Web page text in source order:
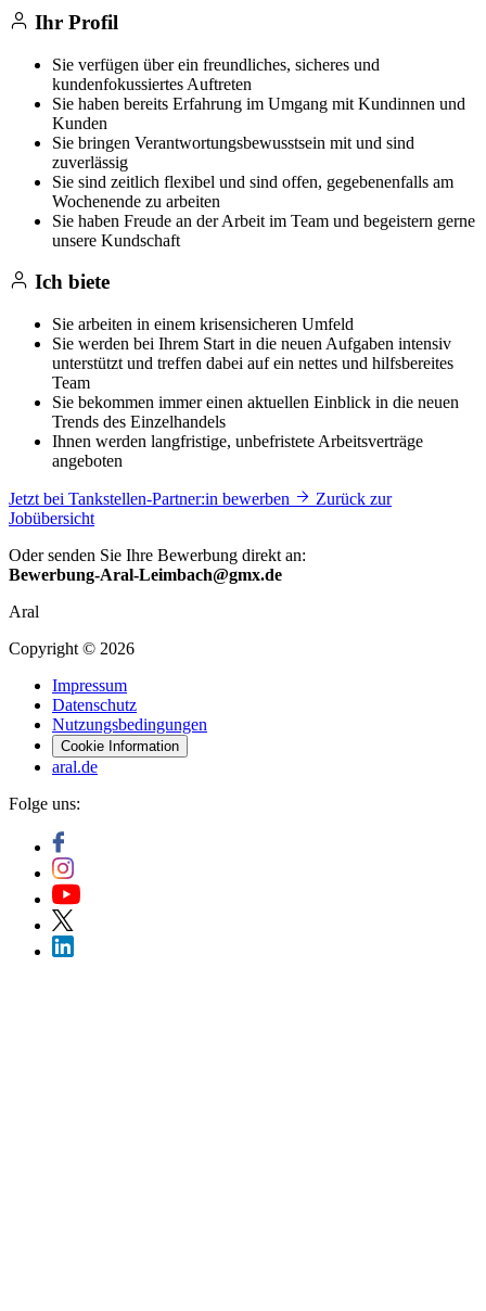
Ihr Profil
Sie verfügen über ein freundliches, sicheres und
kundenfokussiertes Auftreten
Sie haben bereits Erfahrung im Umgang mit Kundinnen und
Kunden
Sie bringen Verantwortungsbewusstsein mit und sind
zuverlässig
Sie sind zeitlich flexibel und sind offen, gegebenenfalls am
Wochenende zu arbeiten
Sie haben Freude an der Arbeit im Team und begeistern gerne
unsere Kundschaft
Ich biete
Sie arbeiten in einem krisensicheren Umfeld
Sie werden bei Ihrem Start in die neuen Aufgaben intensiv
unterstützt und treffen dabei auf ein nettes und hilfsbereites
Team
Sie bekommen immer einen aktuellen Einblick in die neuen
Trends des Einzelhandels
Ihnen werden langfristige, unbefristete Arbeitsverträge
angeboten
Jetzt bei Tankstellen-Partner:in bewerben
Zurück zur
Jobübersicht
Oder senden Sie Ihre Bewerbung direkt an:
Bewerbung-Aral-Leimbach@gmx.de
Aral
Copyright © 2026
Impressum
Datenschutz
Nutzungsbedingungen
Cookie Information
aral.de
Folge uns: